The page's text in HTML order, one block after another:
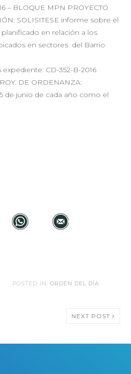
– BLOQUE MPN PROYECTO
SOLISITESE informe sobre el
en relación a los
en sectores del Barrio
expediente: CD-352-B-2016
DE ORDENANZA:
de junio de cada año como el
POSTED IN:ORDEN DEL DÍA
NEXT POST